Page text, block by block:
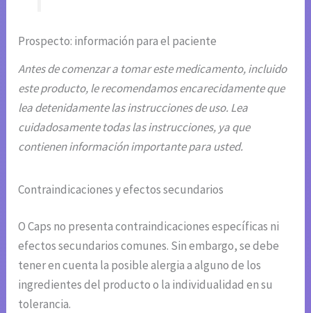
Prospecto: información para el paciente
Antes de comenzar a tomar este medicamento, incluido
este producto, le recomendamos encarecidamente que
lea detenidamente las instrucciones de uso. Lea
cuidadosamente todas las instrucciones, ya que
contienen información importante para usted.
Contraindicaciones y efectos secundarios
O Caps no presenta contraindicaciones específicas ni
efectos secundarios comunes. Sin embargo, se debe
tener en cuenta la posible alergia a alguno de los
ingredientes del producto o la individualidad en su
tolerancia.